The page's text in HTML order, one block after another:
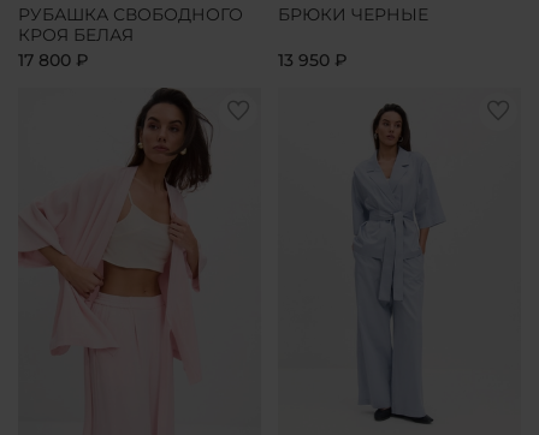
РУБАШКА СВОБОДНОГО
КРОЯ БЕЛАЯ
17 800 ₽
БРЮКИ ЧЕРНЫЕ
13 950 ₽